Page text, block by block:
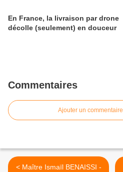
En France, la livraison par drone
décolle (seulement) en douceur
Commentaires
Ajouter un commentaire
< Maître Ismaïl BENAISSI -